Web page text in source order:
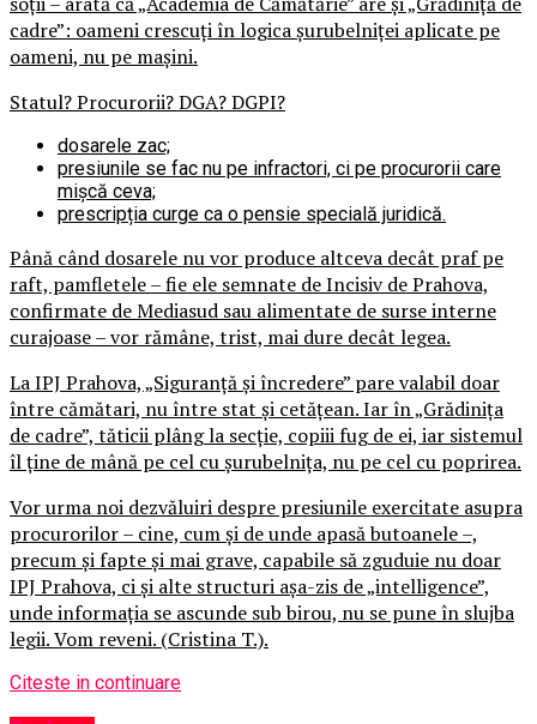
cadre”: oameni crescuți în logica șurubelniței aplicate pe
oameni, nu pe mașini.
Statul? Procurorii? DGA? DGPI?
dosarele zac;
presiunile se fac nu pe infractori, ci pe procurorii care
mișcă ceva;
prescripția curge ca o pensie specială juridică.
Până când dosarele nu vor produce altceva decât praf pe
raft, pamfletele – fie ele semnate de Incisiv de Prahova,
confirmate de Mediasud sau alimentate de surse interne
curajoase – vor rămâne, trist, mai dure decât legea.
La IPJ Prahova, „Siguranță și încredere” pare valabil doar
între cămătari, nu între stat și cetățean. Iar în „Grădinița
de cadre”, tăticii plâng la secție, copiii fug de ei, iar sistemul
îl ține de mână pe cel cu șurubelnița, nu pe cel cu poprirea.
Vor urma noi dezvăluiri despre presiunile exercitate asupra
procurorilor – cine, cum și de unde apasă butoanele –,
precum și fapte și mai grave, capabile să zguduie nu doar
IPJ Prahova, ci și alte structuri așa-zis de „intelligence”,
unde informația se ascunde sub birou, nu se pune în slujba
legii. Vom reveni. (Cristina T.).
Citeste in continuare